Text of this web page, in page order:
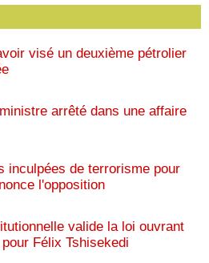
visé un deuxième pétrolier
arrêté dans une affaire
inculpées de terrorisme pour
l'opposition
valide la loi ouvrant
Félix Tshisekedi